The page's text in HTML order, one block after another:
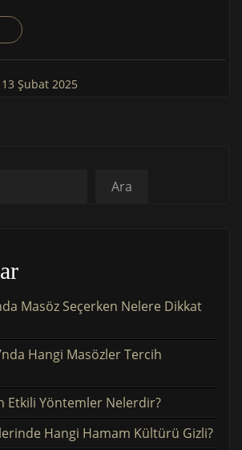
13 Şubat 2025
Ara
Masöz Seçerken Nelere Dikkat
Hangi Masözler Tercih
Etkili Yöntemler Nelerdir?
Hangi Hamam Kültürü Gizli?